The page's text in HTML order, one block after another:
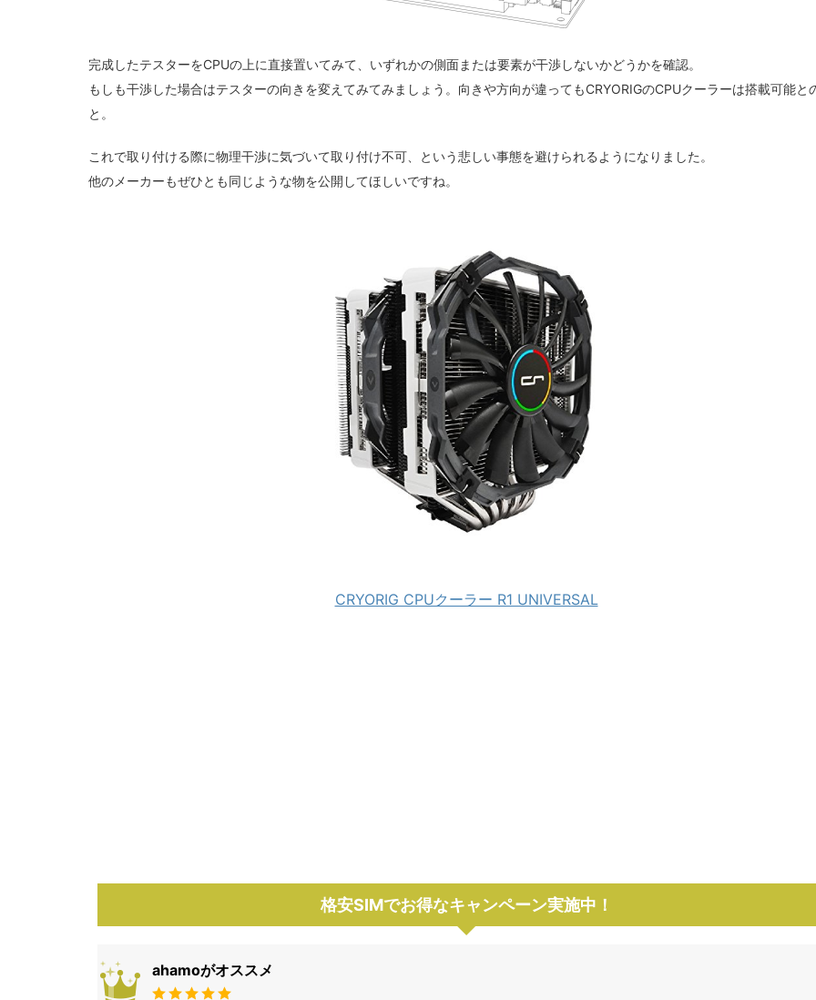
完成したテスターをCPUの上に直接置いてみて、 いずれかの側面または要素が干渉しないかどうかを確認。
もしも干渉した場合はテスターの向きを変えてみてみましょう。 向きや方向が違ってもCRYORIGのCPUクーラーは搭載可能と
と。
これで取り付ける際に物理干渉に気づいて取り付け不可、という悲しい事態を避けられるようになりました。
他のメーカーもぜひとも同じような物を公開してほしいですね。
CRYORIG CPUクーラー R1 UNIVERSAL
格安SIMでお得なキャンペーン実施中！
ahamoがオススメ